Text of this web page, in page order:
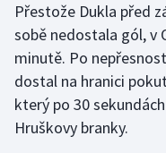
Přestože Dukla před
sobě nedostala gól, v
minutě. Po
dostal na hranici
který po 30
Hruškovy branky.